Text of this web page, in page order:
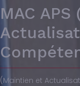
MAC
(Maintien et